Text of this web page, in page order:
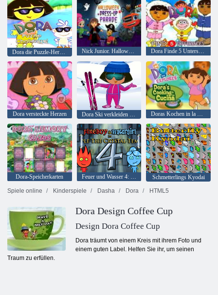
Nick Junior. Halloween-Verkleiden-Parade Dora Finde 5 Unterschiede
Dora versteckte Herzen Dora Ski verkleiden sich Doras Kochen in la Cucina
Dora-Speicherkarten Feuer und Wasser 4: Kristalltempel
Schmetterlings Kyodai
Spiele online
Kinderspiele Dasha Dora HTML5
Dora Design Coffee Cup
Design Dora Coffee Cup
Dora träumt von einem Kreis mit ihrem Foto und
einem guten Label. Helfen Sie ihr, um seinen
Traum zu erfüllen.